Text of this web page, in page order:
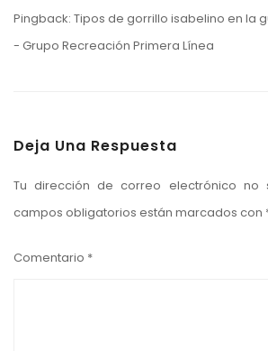
Pingback: Tipos de gorrillo isabelino en la
- Grupo Recreación Primera Línea
Deja Una Respuesta
Tu dirección de correo electrónico no
campos obligatorios están marcados con
Comentario *